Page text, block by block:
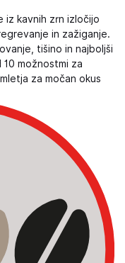
iz kavnih zrn izločijo
in zažiganje.
tišino in najboljši
možnostmi za
za močan okus